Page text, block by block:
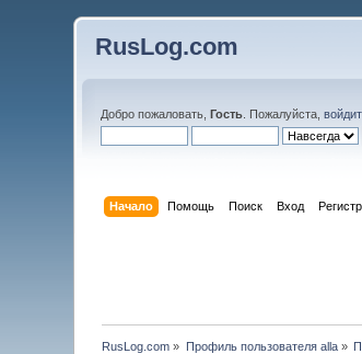
RusLog.com
Добро пожаловать,Гость . Пожалуйста,
Начало Помощь Поиск Вход
RusLog.com » Профиль пользователя alla»